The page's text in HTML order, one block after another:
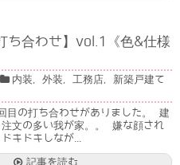
ち合わせ】vol.1《色&仕様
内装, 外装, 工務店, 新築戸建て
目の打ち合わせがありました。 建
文の多い我が家。。 嫌な顔され
キドキしなが...
記事を読む